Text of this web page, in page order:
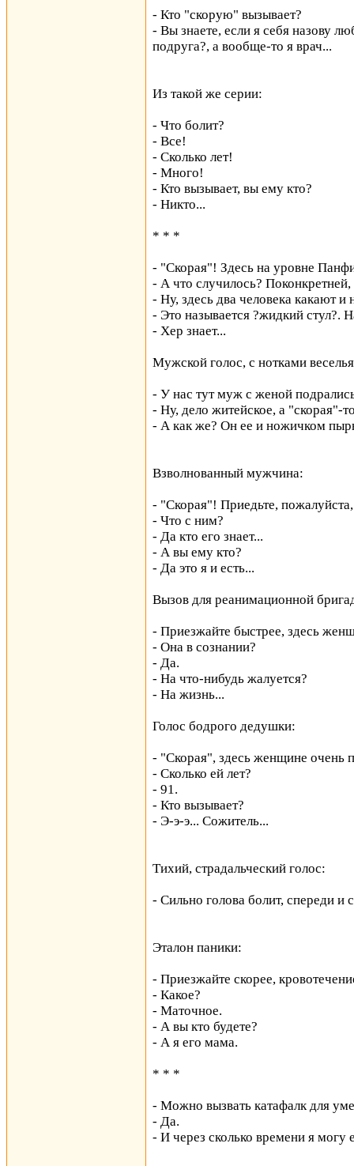
- Кто "скорую" вызывает?
- Вы знаете, если я себя назову
подруга?, а вообще-то я врач...
Из такой же серии:
- Что болит?
- Все!
- Сколько лет!
- Много!
- Кто вызывает, вы ему кто?
- Никто...
* * *
- "Скорая"! Здесь на уровне
- А что случилось?
- Ну, здесь два человека какают и
- Это называется ?жидкий стул?.
- Хер знает...
Мужской голос, с нотками
- У нас тут муж с женой
- Ну, дело житейское, а "скорая"-
- А как же? Он ее и ножичком
Взволнованный мужчина:
- "Скорая"! Приедьте,
- Что с ним?
- Да кто его знает...
- А вы ему кто?
- Да это я и есть...
Вызов для реанимационной
- Приезжайте быстрее, здесь
- Она в сознании?
- Да.
- На что-нибудь жалуется?
- На жизнь...
Голос бодрого дедушки:
- "Скорая", здесь женщине очень
- Сколько ей лет?
- 91.
- Кто вызывает?
- Э-э-э... Сожитель...
Тихий, страдальческий голос:
- Сильно голова болит, спереди и
Эталон паники:
- Приезжайте скорее,
- Какое?
- Маточное.
- А вы кто будете?
- А я его мама.
* * *
- Можно вызвать катафалк для
- Да.
- И через сколько времени я могу